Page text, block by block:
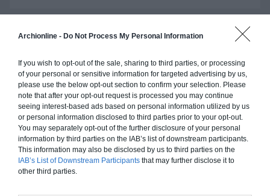
Archionline - Do Not Process My Personal Information
If you wish to opt-out of the sale, sharing to third parties, or processing
of your personal or sensitive information for targeted advertising by us,
please use the below opt-out section to confirm your selection. Please
note that after your opt-out request is processed you may continue
seeing interest-based ads based on personal information utilized by us
or personal information disclosed to third parties prior to your opt-out.
You may separately opt-out of the further disclosure of your personal
information by third parties on the IAB’s list of downstream participants.
This information may also be disclosed by us to third parties on the
IAB’s List of Downstream Participants that may further disclose it to
other third parties.
Chiffrage estimatif pour : Fondations et normes
standards. Construction en ossature bois isolé.
Finitions haut de gamme. Le prix "clé en main"
inclut le gros oeuvre et le second oeuvre (cuisine,
peinture, sols...), mais exclut piscine, jardin et
clôture.
À partir de
202 000€ TTC